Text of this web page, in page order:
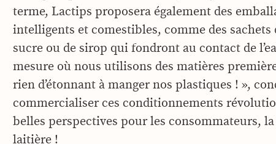
terme, Lactips proposera également des
intelligents et comestibles, comme des sachets
sucre ou de sirop qui fondront au contact de
mesure où nous utilisons des matières
rien d’étonnant à manger nos plastiques ! »,
commercialiser ces conditionnements
belles perspectives pour les consommateurs, la
laitière !